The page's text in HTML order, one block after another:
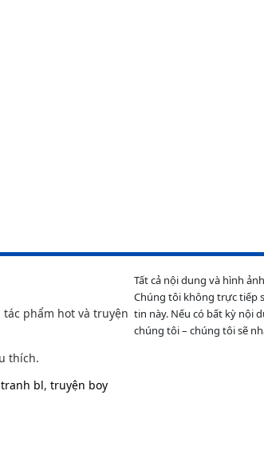
phẩm hot và truyện
thích.
bl, truyện boy
Tất cả nội dung và hình
Chúng tôi không trực tiếp
tin này. Nếu có bất kỳ nội
chúng tôi – chúng tôi sẽ